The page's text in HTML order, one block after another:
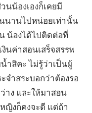
นน้องเองก็เคยมี
นานไปหน่อยเท่านั้น
น้องได้ไปติดต่อที่
นค่าสอนเสร็จสรรพ
ำสิคะ ไม่รู้ว่าเป็นผู้
ำสระบอกว่าต้องรอ
าง และให้มาสอน
ญิงก็คงจะดี แต่ถ้า